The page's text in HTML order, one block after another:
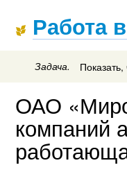
Работа
Задача.
ОАО
компаний